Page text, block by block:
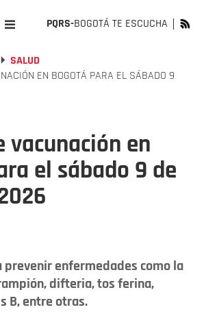
PQRS-BOGOTÁ TE ESCUCHA
SALUD
EN BOGOTÁ PARA EL SÁBADO 9
vacunación en
el sábado 9 de
prevenir enfermedades como la
difteria, tos ferina,
B, entre otras.